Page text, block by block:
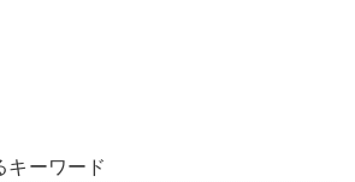
キーワード